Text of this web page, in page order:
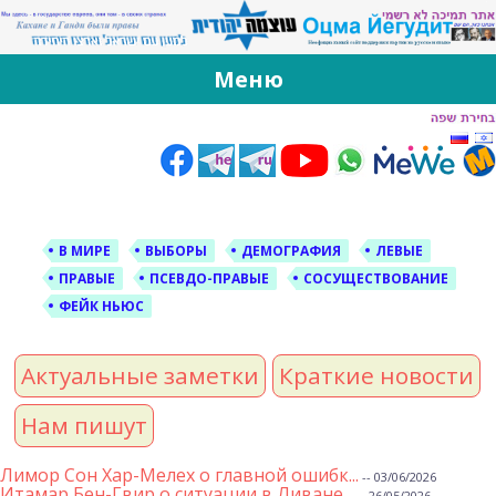
За Оцма Йегудит
עוצמה יהודית ברוסית ובעברית
Меню
В МИРЕ ВЫБОРЫ ДЕМОГРАФИЯ
ЛЕВЫЕ
ПРАВЫЕ
ПСЕВДО-ПРАВЫЕ
СОСУЩЕСТВОВАНИЕ
ФЕЙК НЬЮС
Актуальные заметки
Краткие новости
Нам пишут
Лимор Сон Хар-Мелех о главной ошибк... -- 03/06/2026